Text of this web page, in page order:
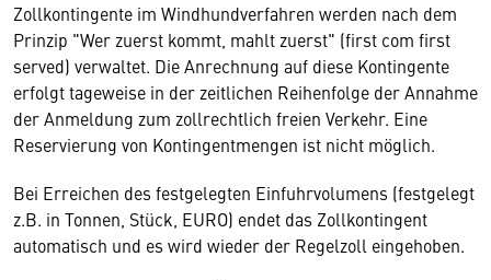
Zollkontingente im Windhundverfahren werden nach dem
Prinzip "Wer zuerst kommt, mahlt zuerst" (first com first
served) verwaltet. Die Anrechnung auf diese Kontingente
erfolgt tageweise in der zeitlichen Reihenfolge der Annahme
der Anmeldung zum zollrechtlich freien Verkehr. Eine
Reservierung von Kontingentmengen ist nicht möglich.
Bei Erreichen des festgelegten Einfuhrvolumens (festgelegt
z.B. in Tonnen, Stück, EURO) endet das Zollkontingent
automatisch und es wird wieder der Regelzoll eingehoben.